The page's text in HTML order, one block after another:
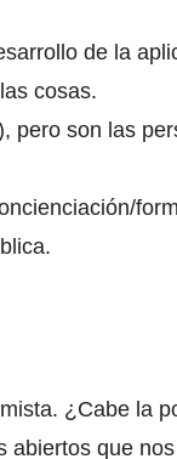
de la
cosas.
pero son las
¿Cabe la
abiertos que